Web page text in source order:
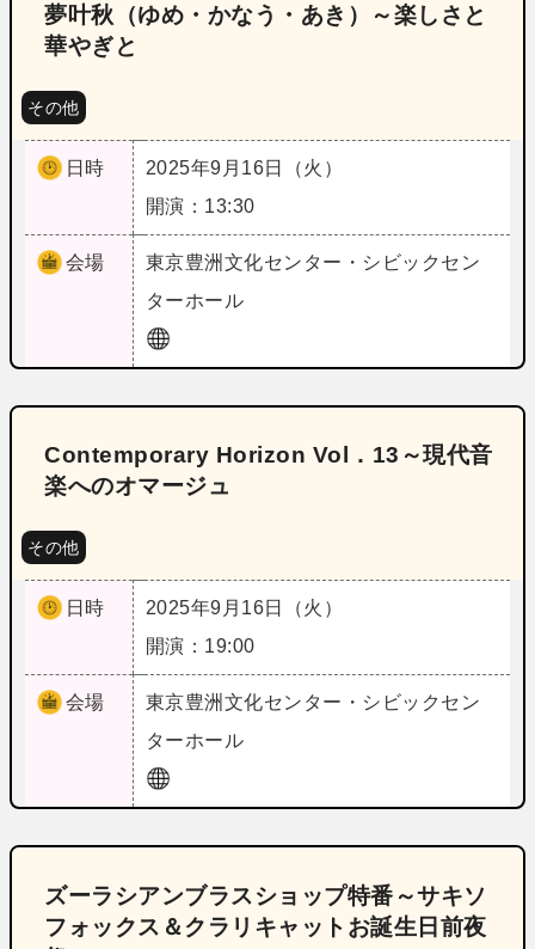
夢叶秋（ゆめ・かなう・あき）～楽しさと
華やぎと
その他
日時
2025年9月16日（火）
開演：13:30
会場 東京豊洲文化センター・シビックセン
ターホール
Contemporary Horizon Vol．13～現代音
楽へのオマージュ
その他
日時
2025年9月16日（火）
開演：19:00
会場 東京豊洲文化センター・シビックセン
ターホール
ズーラシアンブラスショップ特番～サキソ
フォックス＆クラリキャットお誕生日前夜